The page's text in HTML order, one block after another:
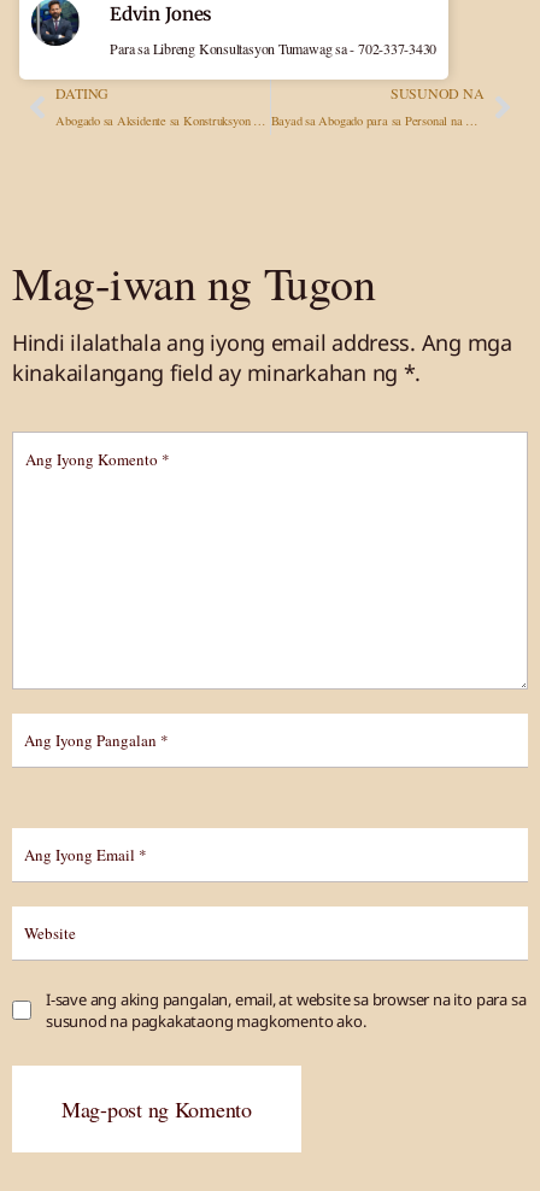
DATING
Abogado sa Aksidente sa Konstruksyon sa Las Vegas: Ang Iyong mga Karapatan Higit Pa sa Kompensasyon ng mga Manggagawa
SUSUNOD NA
Bayad sa Abogado para sa Personal na Pinsala: Nasagot na ang Iyong mga Tanong tungkol sa mga bayarin sa contingency
Edvin Jones
Para sa Libreng Konsultasyon Tumawag sa - 702-337-3430
Mag-iwan ng Tugon
Hindi ilalathala ang iyong email address. Ang mga
kinakailangang field ay minarkahan ng *.
I-save ang aking pangalan, email, at website sa browser na ito para sa
susunod na pagkakataong magkomento ako.
Mag-post ng Komento